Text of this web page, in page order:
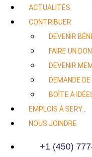
ACTUALITÉS
CONTRIBUER
DEVENIR
FAIRE UN DON
DEVENIR
DEMANDE
BOÎTE À
EMPLOIS À SERY…
NOUS JOINDRE
+1 (450)